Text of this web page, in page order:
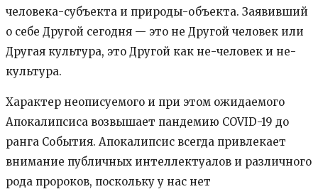
человека-субъекта и природы-объекта. Заявивший
о себе Другой сегодня — это не Другой человек или
Другая культура, это Другой как не-человек и не-
культура.
Характер неописуемого и при этом ожидаемого
Апокалипсиса возвышает пандемию COVID-19 до
ранга События. Апокалипсис всегда привлекает
внимание публичных интеллектуалов и различного
рода пророков, поскольку у нас нет